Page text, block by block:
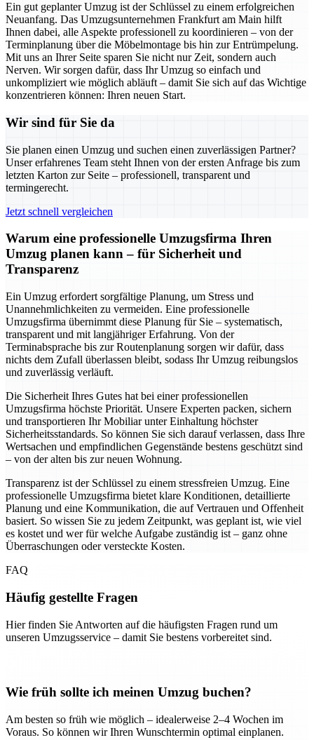
Ein gut geplanter Umzug ist der Schlüssel zu einem erfolgreichen
Neuanfang. Das Umzugsunternehmen Frankfurt am Main hilft
Ihnen dabei, alle Aspekte professionell zu koordinieren – von der
Terminplanung über die Möbelmontage bis hin zur Entrümpelung.
Mit uns an Ihrer Seite sparen Sie nicht nur Zeit, sondern auch
Nerven. Wir sorgen dafür, dass Ihr Umzug so einfach und
unkompliziert wie möglich abläuft – damit Sie sich auf das Wichtige
konzentrieren können: Ihren neuen Start.
Wir sind für Sie da
Sie planen einen Umzug und suchen einen zuverlässigen Partner?
Unser erfahrenes Team steht Ihnen von der ersten Anfrage bis zum
letzten Karton zur Seite – professionell, transparent und
termingerecht.
Jetzt schnell vergleichen
Warum eine professionelle Umzugsfirma Ihren
Umzug planen kann – für Sicherheit und
Transparenz
Ein Umzug erfordert sorgfältige Planung, um Stress und
Unannehmlichkeiten zu vermeiden. Eine professionelle
Umzugsfirma übernimmt diese Planung für Sie – systematisch,
transparent und mit langjähriger Erfahrung. Von der
Terminabsprache bis zur Routenplanung sorgen wir dafür, dass
nichts dem Zufall überlassen bleibt, sodass Ihr Umzug reibungslos
und zuverlässig verläuft.
Die Sicherheit Ihres Gutes hat bei einer professionellen
Umzugsfirma höchste Priorität. Unsere Experten packen, sichern
und transportieren Ihr Mobiliar unter Einhaltung höchster
Sicherheitsstandards. So können Sie sich darauf verlassen, dass Ihre
Wertsachen und empfindlichen Gegenstände bestens geschützt sind
– von der alten bis zur neuen Wohnung.
Transparenz ist der Schlüssel zu einem stressfreien Umzug. Eine
professionelle Umzugsfirma bietet klare Konditionen, detaillierte
Planung und eine Kommunikation, die auf Vertrauen und Offenheit
basiert. So wissen Sie zu jedem Zeitpunkt, was geplant ist, wie viel
es kostet und wer für welche Aufgabe zuständig ist – ganz ohne
Überraschungen oder versteckte Kosten.
FAQ
Häufig gestellte Fragen
Hier finden Sie Antworten auf die häufigsten Fragen rund um
unseren Umzugsservice – damit Sie bestens vorbereitet sind.
Wie früh sollte ich meinen Umzug buchen?
Am besten so früh wie möglich – idealerweise 2–4 Wochen im
Voraus. So können wir Ihren Wunschtermin optimal einplanen.